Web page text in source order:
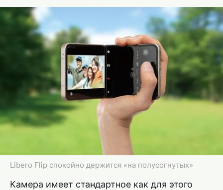
Libero Flip спокойно держится «на полусогнутых»
Камера имеет стандартное как для этого